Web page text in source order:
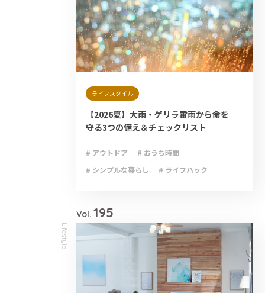
ライフスタイル
【2026夏】大雨・ゲリラ雷雨から命を
守る3つの備え＆チェックリスト
# アウトドア
# おうち時間
# シンプルな暮らし
# ライフハック
Lifestyle
Vol. 195